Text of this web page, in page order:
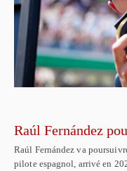
Raúl Fernández
Raúl Fernández va
pilote espagnol, arrivé en